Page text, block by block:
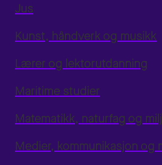
Jus
Kunst, håndverk og musikk
Lærer og lektorutdanning
Maritime studier
Matematikk, naturfag og
Medier, kommunikasjon og